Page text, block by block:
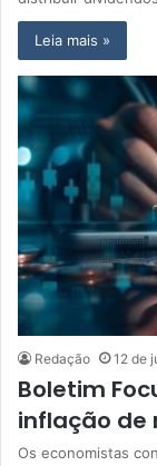
Leia mais »
Redação 12 de
Boletim
inflação de
Os economistas